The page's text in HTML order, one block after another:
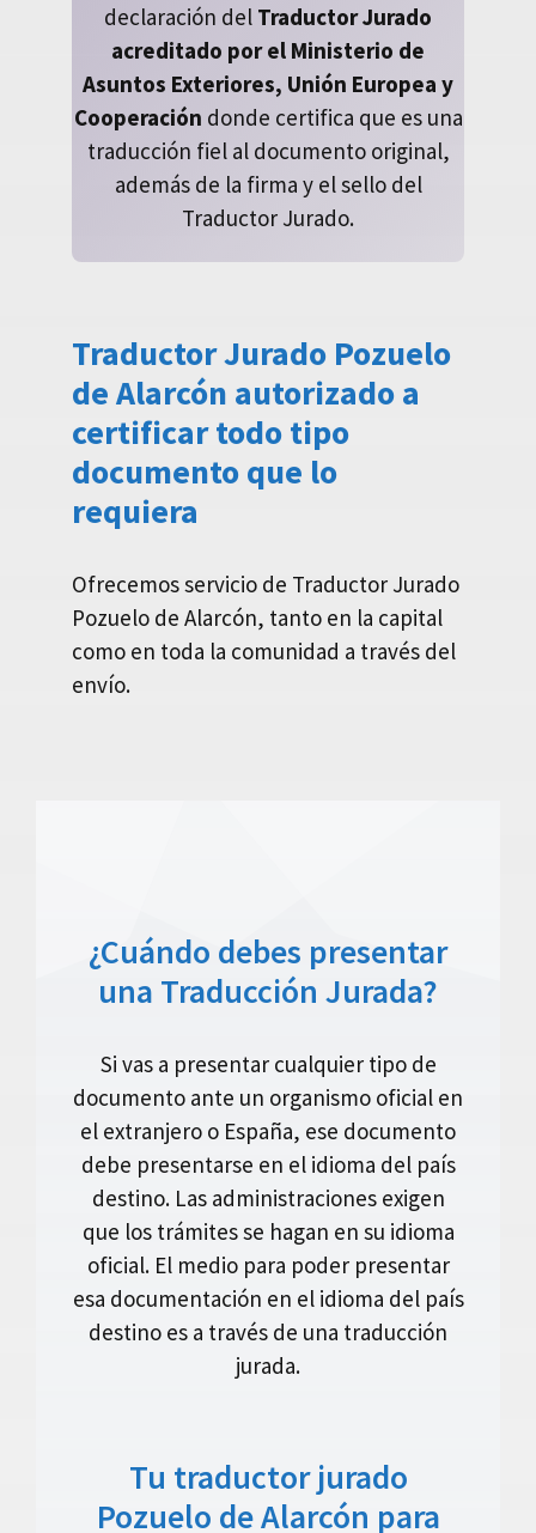
declaración del Traductor Jurado
acreditado por el Ministerio de
Asuntos Exteriores, Unión Europea y
Cooperación donde certifica que es una
traducción fiel al documento original,
además de la firma y el sello del
Traductor Jurado.
Traductor Jurado Pozuelo
de Alarcón autorizado a
certificar todo tipo
documento que lo
requiera
Ofrecemos servicio de Traductor Jurado
Pozuelo de Alarcón, tanto en la capital
como en toda la comunidad a través del
envío.
¿Cuándo debes presentar
una Traducción Jurada?
Si vas a presentar cualquier tipo de
documento ante un organismo oficial en
el extranjero o España, ese documento
debe presentarse en el idioma del país
destino. Las administraciones exigen
que los trámites se hagan en su idioma
oficial. El medio para poder presentar
esa documentación en el idioma del país
destino es a través de una traducción
jurada.
Tu traductor jurado
Pozuelo de Alarcón para